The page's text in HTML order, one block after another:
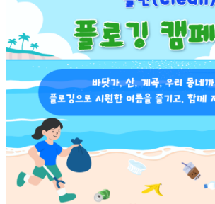
자원봉사
신청
마일리지
확인
자원봉사
교육
자원봉사